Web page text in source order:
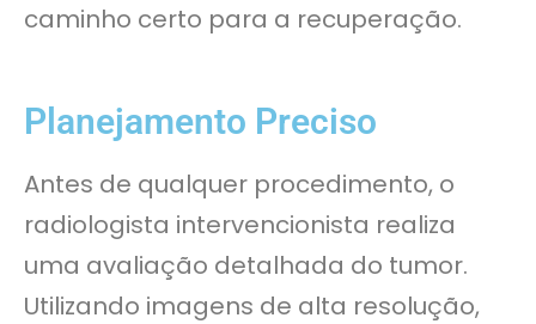
caminho certo para a recuperação.
Planejamento Preciso
Antes de qualquer procedimento, o
radiologista intervencionista realiza
uma avaliação detalhada do tumor.
Utilizando imagens de alta resolução,